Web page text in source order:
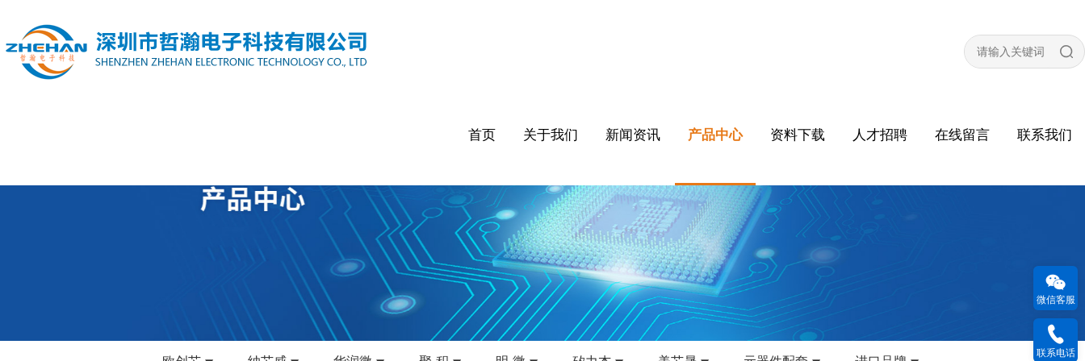
首页 关于我们 新闻资讯 产品中心 资料下载 人才招聘 在线留言 联系我们
微信客服
联系电话